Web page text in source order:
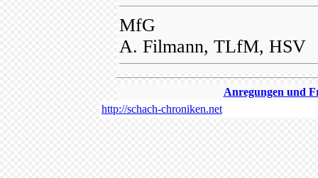
MfG
A. Filmann, TLfM, HSV
Anregungen und
http://schach-chroniken.net